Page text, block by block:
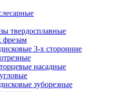
твердосплавные
3-х сторонние
насадные
зуборезные